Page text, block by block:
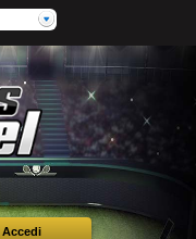
Accedi